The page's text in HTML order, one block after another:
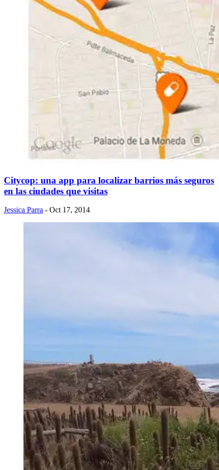
Citycop: una app para localizar barrios más seguros
en las ciudades que visitas
Jessica Parra - Oct 17, 2014